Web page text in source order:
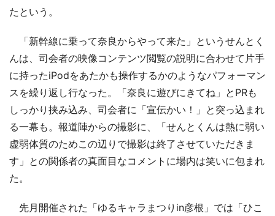
たという。
「新幹線に乗って奈良からやって来た」というせんとく
んは、司会者の映像コンテンツ閲覧の説明に合わせて片手
に持ったiPodをあたかも操作するかのようなパフォーマン
スを繰り返し行なった。「奈良に遊びにきてね」とPRも
しっかり挟み込み、司会者に「宣伝かい！」と突っ込まれ
る一幕も。報道陣からの撮影に、「せんとくんは熱に弱い
虚弱体質のためこの辺りで撮影は終了させていただきま
す」との関係者の真面目なコメントに場内は笑いに包まれ
た。
先月開催された「ゆるキャラまつりin彦根」では「ひこ